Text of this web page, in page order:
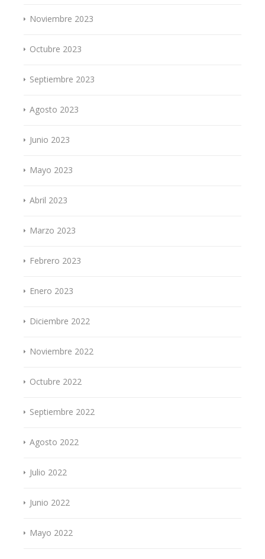
Noviembre 2023
Octubre 2023
Septiembre 2023
Agosto 2023
Junio 2023
Mayo 2023
Abril 2023
Marzo 2023
Febrero 2023
Enero 2023
Diciembre 2022
Noviembre 2022
Octubre 2022
Septiembre 2022
Agosto 2022
Julio 2022
Junio 2022
Mayo 2022